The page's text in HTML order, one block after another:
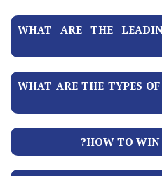
WHAT ARE THE
WHAT ARE THE TYPES
HOW TO WIN